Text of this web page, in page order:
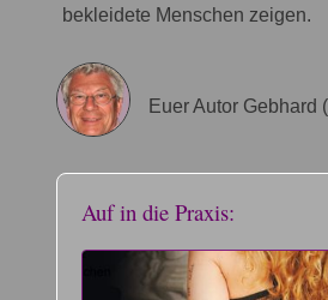
bekleidete Menschen zeigen.
Euer Autor Gebhard
Auf in die Praxis: